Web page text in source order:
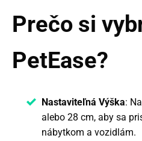
Prečo si
PetEase?
Nastaviteľná Výška:
alebo 28 cm, aby sa
nábytkom a vozidlám.